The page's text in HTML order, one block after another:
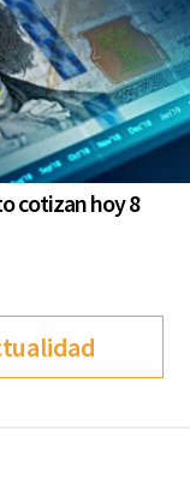
cotizan hoy 8